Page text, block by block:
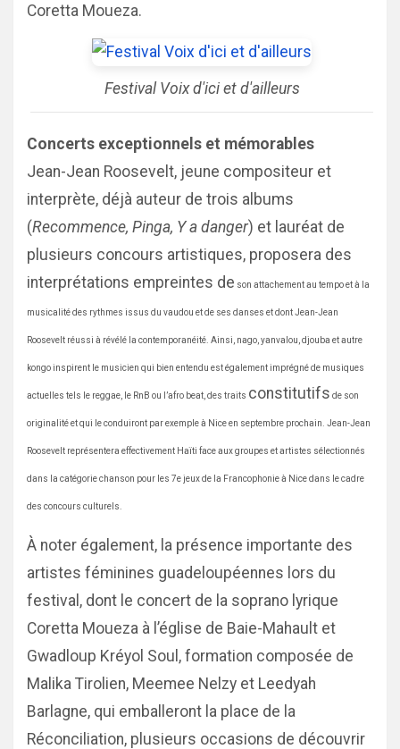
Coretta Moueza.
Festival Voix d'ici et d'ailleurs
Concerts exceptionnels et mémorables
Jean-Jean Roosevelt, jeune compositeur et
interprète, déjà auteur de trois albums
(Recommence, Pinga, Y a danger) et lauréat de
plusieurs concours artistiques, proposera des
interprétations empreintes de son attachement au tempo et à la
musicalité des rythmes issus du vaudou et de ses danses et dont Jean-Jean
Roosevelt réussi à révélé la contemporanéité. Ainsi, nago, yanvalou, djouba et autre
kongo inspirent le musicien qui bien entendu est également imprégné de musiques
actuelles tels le reggae, le RnB ou l’afro beat, des traits constitutifs de son
originalité et qui le conduiront par exemple à Nice en septembre prochain. Jean-Jean
Roosevelt représentera effectivement Haïti face aux groupes et artistes sélectionnés
dans la catégorie chanson pour les 7e jeux de la Francophonie à Nice dans le cadre
des concours culturels.
À noter également, la présence importante des
artistes féminines guadeloupéennes lors du
festival, dont le concert de la soprano lyrique
Coretta Moueza à l’église de Baie-Mahault et
Gwadloup Kréyol Soul, formation composée de
Malika Tirolien, Meemee Nelzy et Leedyah
Barlagne, qui emballeront la place de la
Réconciliation, plusieurs occasions de découvrir